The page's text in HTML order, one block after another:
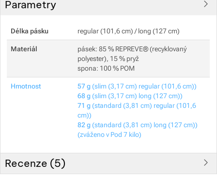
Parametry
Délka pásku regular (101,6 cm) / long (127 cm)
Materiál
pásek: 85 % REPREVE® (recyklovaný
polyester), 15 % pryž
spona: 100 % POM
Hmotnost 57 g (slim (3,17 cm) regular (101,6 cm))
68 g (slim (3,17 cm) long (127 cm))
71 g (standard (3,81 cm) regular (101,6
cm))
82 g (standard (3,81 cm) long (127 cm))
(zváženo v Pod 7 kilo)
Recenze (5)